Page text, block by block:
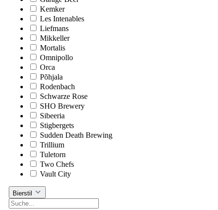
Kemker
Les Intenables
Liefmans
Mikkeller
Mortalis
Omnipollo
Orca
Põhjala
Rodenbach
Schwarze Rose
SHO Brewery
Sibeeria
Stigbergets
Sudden Death Brewing
Trillium
Tuletorn
Two Chefs
Vault City
Bierstil